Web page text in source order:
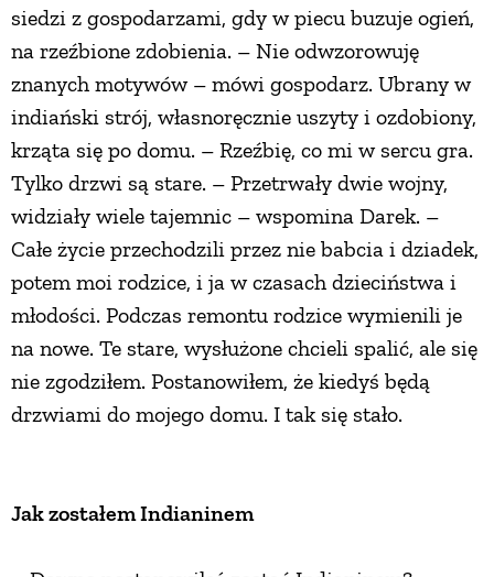
siedzi z gospodarzami, gdy w piecu buzuje ogień,
na rzeźbione zdobienia. – Nie odwzorowuję
znanych motywów – mówi gospodarz. Ubrany w
indiański strój, własnoręcznie uszyty i ozdobiony,
krząta się po domu. – Rzeźbię, co mi w sercu gra.
Tylko drzwi są stare. – Przetrwały dwie wojny,
widziały wiele tajemnic – wspomina Darek. –
Całe życie przechodzili przez nie babcia i dziadek,
potem moi rodzice, i ja w czasach dzieciństwa i
młodości. Podczas remontu rodzice wymienili je
na nowe. Te stare, wysłużone chcieli spalić, ale się
nie zgodziłem. Postanowiłem, że kiedyś będą
drzwiami do mojego domu. I tak się stało.
Jak zostałem Indianinem